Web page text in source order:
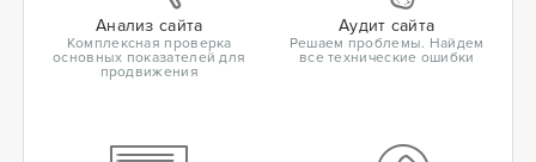
Анализ сайта
Комплексная проверка
основных показателей для
продвижения
Аудит сайта
Решаем проблемы. Найдем
все технические ошибки